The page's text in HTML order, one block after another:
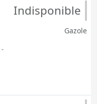
-
Indisponible
Gazole